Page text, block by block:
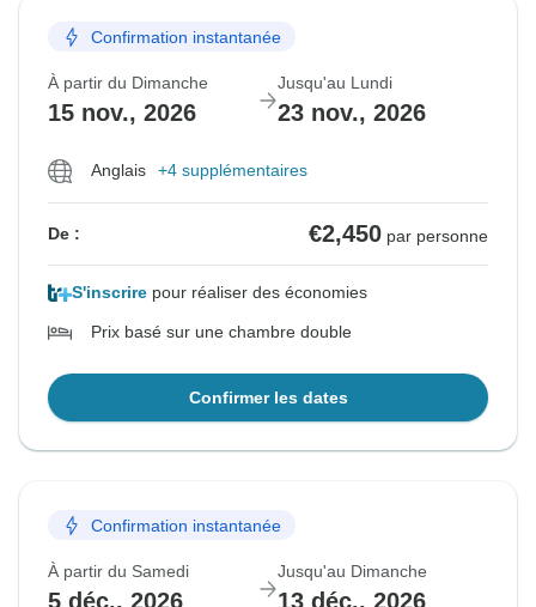
Confirmation instantanée
À partir du Dimanche
15 nov., 2026
Jusqu'au Lundi
23 nov., 2026
Anglais +4 supplémentaires
De : €2,450 par personne
S'inscrire pour réaliser des économies
Prix basé sur une chambre double
Confirmer les dates
Confirmation instantanée
À partir du Samedi
5 déc., 2026
Jusqu'au Dimanche
13 déc., 2026